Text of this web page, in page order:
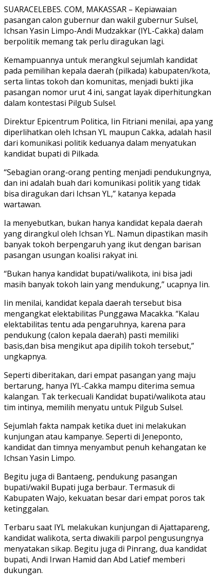
SUARACELEBES. COM, MAKASSAR – Kepiawaian
pasangan calon gubernur dan wakil gubernur Sulsel,
Ichsan Yasin Limpo-Andi Mudzakkar (IYL-Cakka) dalam
berpolitik memang tak perlu diragukan lagi.
Kemampuannya untuk merangkul sejumlah kandidat
pada pemilihan kepala daerah (pilkada) kabupaten/kota,
serta lintas tokoh dan komunitas, menjadi bukti jika
pasangan nomor urut 4 ini, sangat layak diperhitungkan
dalam kontestasi Pilgub Sulsel.
Direktur Epicentrum Politica, Iin Fitriani menilai, apa yang
diperlihatkan oleh Ichsan YL maupun Cakka, adalah hasil
dari komunikasi politik keduanya dalam menyatukan
kandidat bupati di Pilkada.
“Sebagian orang-orang penting menjadi pendukungnya,
dan ini adalah buah dari komunikasi politik yang tidak
bisa diragukan dari Ichsan YL,” katanya kepada
wartawan.
Ia menyebutkan, bukan hanya kandidat kepala daerah
yang dirangkul oleh Ichsan YL. Namun dipastikan masih
banyak tokoh berpengaruh yang ikut dengan barisan
pasangan usungan koalisi rakyat ini.
“Bukan hanya kandidat bupati/walikota, ini bisa jadi
masih banyak tokoh lain yang mendukung,” ucapnya Iin.
Iin menilai, kandidat kepala daerah tersebut bisa
mengangkat elektabilitas Punggawa Macakka. “Kalau
elektabilitas tentu ada pengaruhnya, karena para
pendukung (calon kepala daerah) pasti memiliki
basis,dan bisa mengikut apa dipilih tokoh tersebut,”
ungkapnya.
Seperti diberitakan, dari empat pasangan yang maju
bertarung, hanya IYL-Cakka mampu diterima semua
kalangan. Tak terkecuali Kandidat bupati/walikota atau
tim intinya, memilih menyatu untuk Pilgub Sulsel.
Sejumlah fakta nampak ketika duet ini melakukan
kunjungan atau kampanye. Seperti di Jeneponto,
kandidat dan timnya menyambut penuh kehangatan ke
Ichsan Yasin Limpo.
Begitu juga di Bantaeng, pendukung pasangan
bupati/wakil Bupati juga berbaur. Termasuk di
Kabupaten Wajo, kekuatan besar dari empat poros tak
ketinggalan.
Terbaru saat IYL melakukan kunjungan di Ajattapareng,
kandidat walikota, serta diwakili parpol pengusungnya
menyatakan sikap. Begitu juga di Pinrang, dua kandidat
bupati, Andi Irwan Hamid dan Abd Latief memberi
dukungan.